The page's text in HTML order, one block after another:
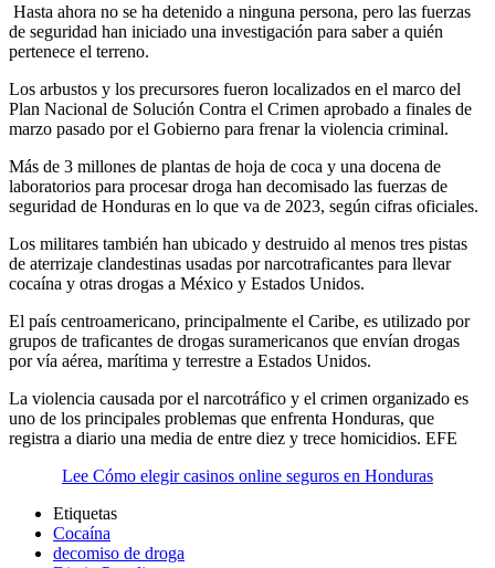
Hasta ahora no se ha detenido a ninguna persona, pero las fuerzas
de seguridad han iniciado una investigación para saber a quién
pertenece el terreno.
Los arbustos y los precursores fueron localizados en el marco del
Plan Nacional de Solución Contra el Crimen aprobado a finales de
marzo pasado por el Gobierno para frenar la violencia criminal.
Más de 3 millones de plantas de hoja de coca y una docena de
laboratorios para procesar droga han decomisado las fuerzas de
seguridad de Honduras en lo que va de 2023, según cifras oficiales.
Los militares también han ubicado y destruido al menos tres pistas
de aterrizaje clandestinas usadas por narcotraficantes para llevar
cocaína y otras drogas a México y Estados Unidos.
El país centroamericano, principalmente el Caribe, es utilizado por
grupos de traficantes de drogas suramericanos que envían drogas
por vía aérea, marítima y terrestre a Estados Unidos.
La violencia causada por el narcotráfico y el crimen organizado es
uno de los principales problemas que enfrenta Honduras, que
registra a diario una media de entre diez y trece homicidios. EFE
Lee Cómo elegir casinos online seguros en Honduras
Etiquetas
Cocaína
decomiso de droga